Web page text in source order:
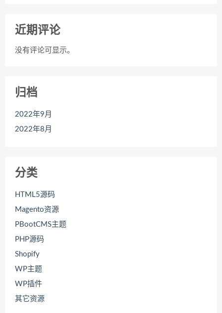
近期评论
没有评论可显示。
归档
2022年9月
2022年8月
分类
HTML5源码
Magento资源
PBootCMS主题
PHP源码
Shopify
WP主题
WP插件
其它资源